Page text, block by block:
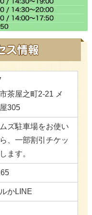
茶屋之町2-21 メ
305
ズ駐車場をお使い
、一部割引チケッ
ます。
かLINE